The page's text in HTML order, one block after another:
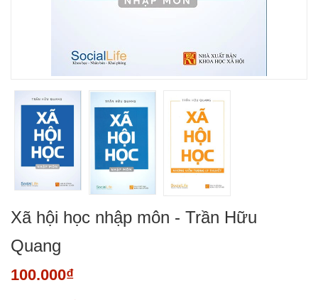
Xã hội học nhập môn - Trần Hữu
Quang
100.000₫